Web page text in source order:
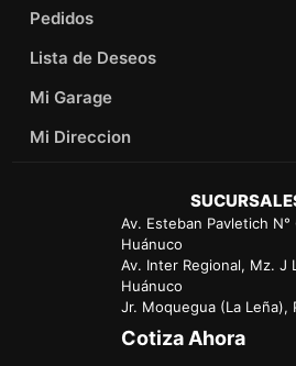
Pedidos
Lista de Deseos
Mi Garage
Mi Direccion
Av. Esteban Pavletich N°
Huánuco
Av. Inter Regional, Mz. J
Huánuco
Jr. Moquegua (La Leña),
Cotiza Ahora